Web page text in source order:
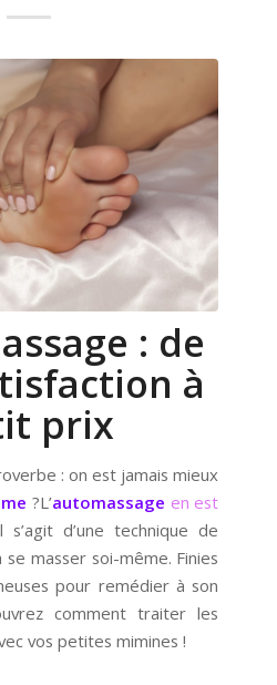
: de
à
prix
: on est jamais mieux
?L’automassage en est
s’agit d’une technique de
masser soi-même. Finies
pour remédier à son
comment traiter les
vos petites mimines !